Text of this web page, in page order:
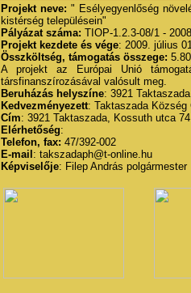
Projekt neve: " Esélyegyenlőség
kistérség településein"
Pályázat száma: TIOP-1.2.3-08/1 -
Projekt kezdete és vége: 2009. július
Összköltség, támogatás összege:
A projekt az Európai Unió
társfinanszírozásával valósult meg.
Beruházás helyszíne: 3921
Kedvezményezett: Taktaszada Község
Cím: 3921 Taktaszada, Kossuth utca
Elérhetőség:
Telefon, fax: 47/392-002
E-mail : takszadaph@t-online.hu
Képviselője: Filep András polgármester